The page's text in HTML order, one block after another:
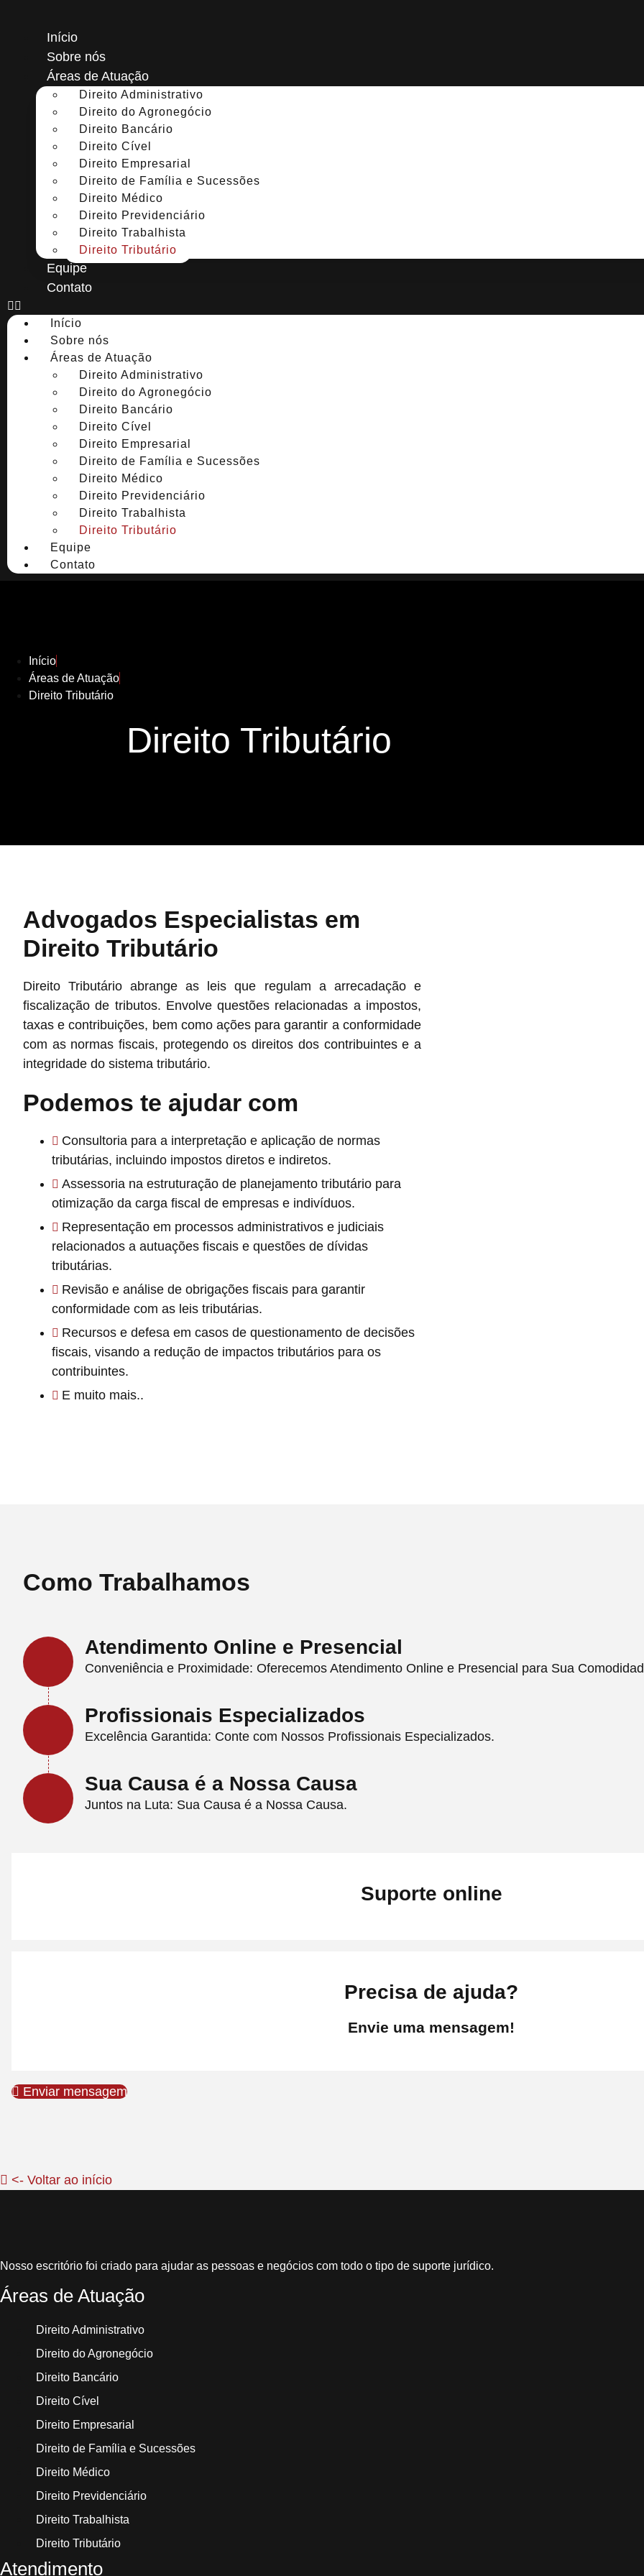
Início
Sobre nós
Áreas de Atuação
Direito Administrativo
Direito do Agronegócio
Direito Bancário
Direito Cível
Direito Empresarial
Direito de Família e Sucessões
Direito Médico
Direito Previdenciário
Direito Trabalhista
Direito Tributário
Equipe
Contato
Início
Sobre nós
Áreas de Atuação
Direito Administrativo
Direito do Agronegócio
Direito Bancário
Direito Cível
Direito Empresarial
Direito de Família e Sucessões
Direito Médico
Direito Previdenciário
Direito Trabalhista
Direito Tributário
Equipe
Contato
Início
Áreas de Atuação
Direito Tributário
Direito Tributário
Advogados Especialistas em
Direito Tributário
Direito Tributário abrange as leis que regulam a arrecadação e
fiscalização de tributos. Envolve questões relacionadas a impostos,
taxas e contribuições, bem como ações para garantir a conformidade
com as normas fiscais, protegendo os direitos dos contribuintes e a
integridade do sistema tributário.
Podemos te ajudar com
Consultoria para a interpretação e aplicação de normas
tributárias, incluindo impostos diretos e indiretos.
Assessoria na estruturação de planejamento tributário para
otimização da carga fiscal de empresas e indivíduos.
Representação em processos administrativos e judiciais
relacionados a autuações fiscais e questões de dívidas
tributárias.
Revisão e análise de obrigações fiscais para garantir
conformidade com as leis tributárias.
Recursos e defesa em casos de questionamento de decisões
fiscais, visando a redução de impactos tributários para os
contribuintes.
E muito mais..
Como Trabalhamos
Atendimento Online e Presencial
Conveniência e Proximidade: Oferecemos Atendimento Online e Presencial para Sua
Profissionais Especializados
Excelência Garantida: Conte com Nossos Profissionais Especializados.
Sua Causa é a Nossa Causa
Juntos na Luta: Sua Causa é a Nossa Causa.
Suporte online
Precisa de ajuda?
Envie uma mensagem!
Enviar mensagem
<- Voltar ao início
Nosso escritório foi criado para ajudar as pessoas e negócios com todo o tipo de suporte jurídico.
Áreas de Atuação
Direito Administrativo
Direito do Agronegócio
Direito Bancário
Direito Cível
Direito Empresarial
Direito de Família e Sucessões
Direito Médico
Direito Previdenciário
Direito Trabalhista
Direito Tributário
Atendimento